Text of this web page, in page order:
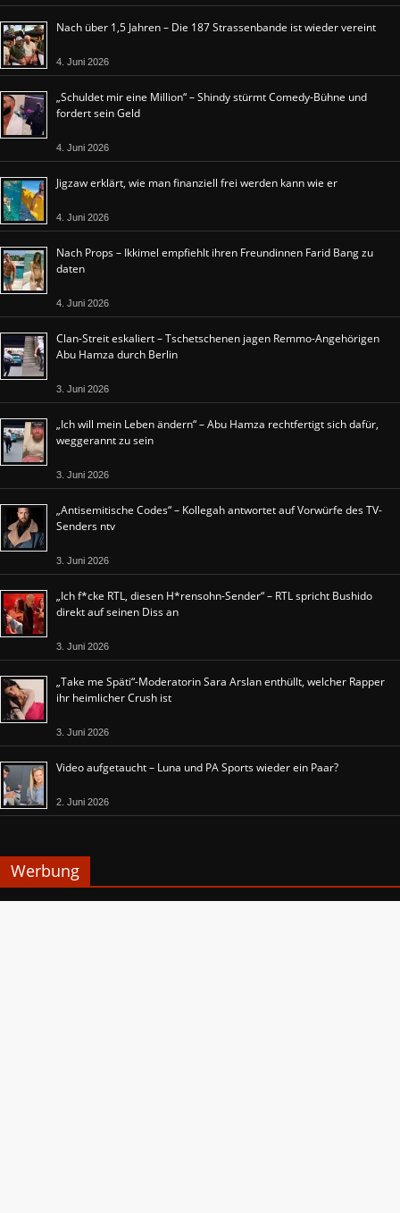
Nach über 1,5 Jahren – Die 187 Strassenbande ist wieder vereint
4. Juni 2026
„Schuldet mir eine Million“ – Shindy stürmt Comedy-Bühne und
fordert sein Geld
4. Juni 2026
Jigzaw erklärt, wie man finanziell frei werden kann wie er
4. Juni 2026
Nach Props – Ikkimel empfiehlt ihren Freundinnen Farid Bang zu
daten
4. Juni 2026
Clan-Streit eskaliert – Tschetschenen jagen Remmo-Angehörigen
Abu Hamza durch Berlin
3. Juni 2026
„Ich will mein Leben ändern“ – Abu Hamza rechtfertigt sich dafür,
weggerannt zu sein
3. Juni 2026
„Antisemitische Codes“ – Kollegah antwortet auf Vorwürfe des TV-
Senders ntv
3. Juni 2026
„Ich f*cke RTL, diesen H*rensohn-Sender“ – RTL spricht Bushido
direkt auf seinen Diss an
3. Juni 2026
„Take me Späti“-Moderatorin Sara Arslan enthüllt, welcher Rapper
ihr heimlicher Crush ist
3. Juni 2026
Video aufgetaucht – Luna und PA Sports wieder ein Paar?
2. Juni 2026
Werbung